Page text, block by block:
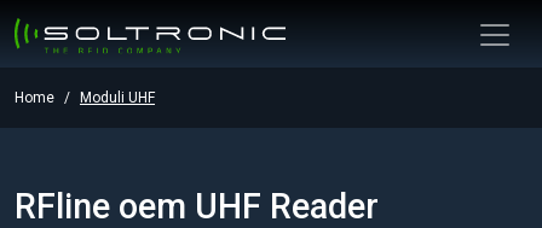
Home Moduli UHF
RFline oem UHF Reader